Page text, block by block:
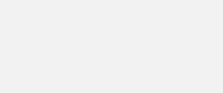
van een bureaudikte-
dynamische armen en
je kunt de
handelingen